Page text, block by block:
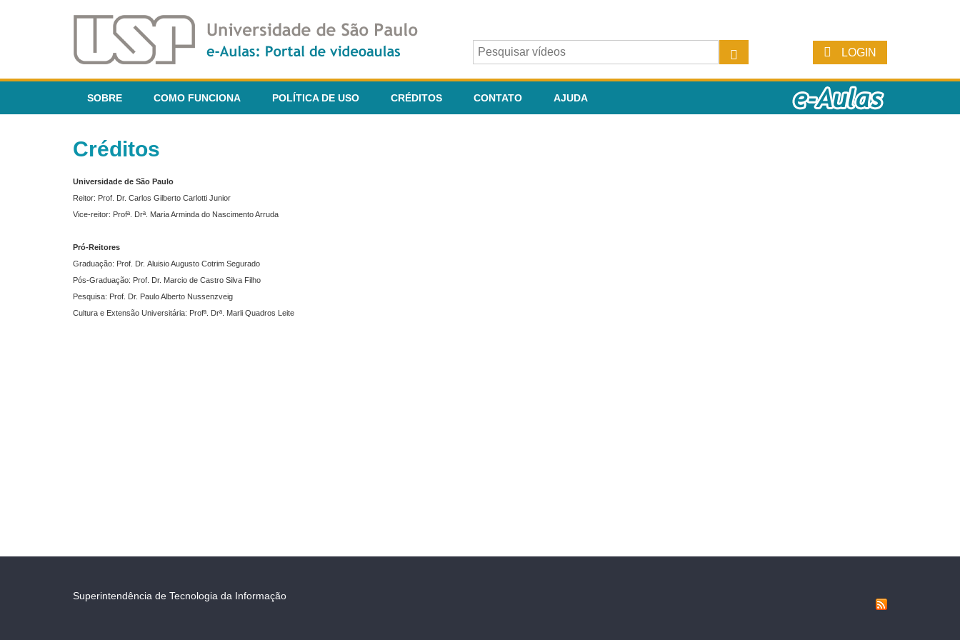
LOGIN
SOBRE COMO FUNCIONA POLÍTICA DE USO CRÉDITOS CONTATO AJUDA
Créditos
Universidade de São Paulo
Reitor: Prof. Dr. Carlos Gilberto Carlotti Junior
Vice-reitor: Profª. Drª. Maria Arminda do Nascimento Arruda
Pró-Reitores
Graduação: Prof. Dr. Aluisio Augusto Cotrim Segurado
Pós-Graduação: Prof. Dr. Marcio de Castro Silva Filho
Pesquisa: Prof. Dr. Paulo Alberto Nussenzveig
Cultura e Extensão Universitária: Profª. Drª. Marli Quadros Leite
Superintendência de Tecnologia da Informação